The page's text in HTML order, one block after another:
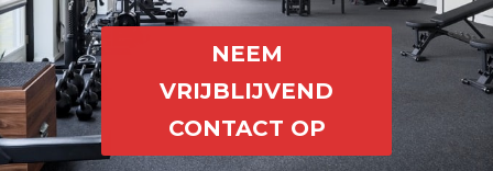
NEEM
VRIJBLIJVEND
CONTACT OP